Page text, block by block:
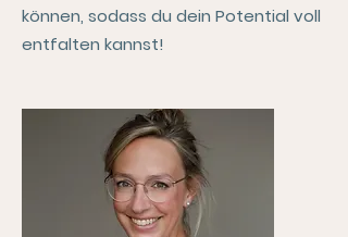
können, sodass du dein Potential voll
entfalten kannst!